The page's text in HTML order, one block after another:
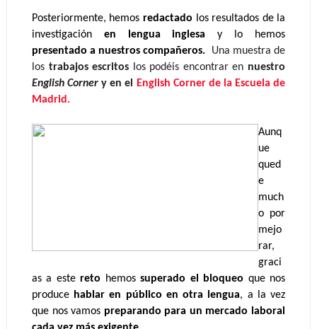
Posteriormente, hemos redactado
los resultados de la
investigación en lengua inglesa y lo hemos
presentado a nuestros compañeros. Una muestra de
los trabajos escritos los podéis encontrar en
English Corner y en el
English Corner de la Escuela de
Madrid.
Aunq
ue
qued
e
much
o por
mejo
rar,
graci
as a este reto hemos superado el bloqueo que nos
produce hablar en público en otra lengua, a la vez
que nos vamos preparando para un mercado laboral